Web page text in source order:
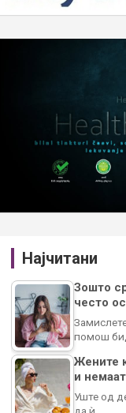
Најчитани
Зошто
често
помош
Жените
и
Уште од
да ѝ…